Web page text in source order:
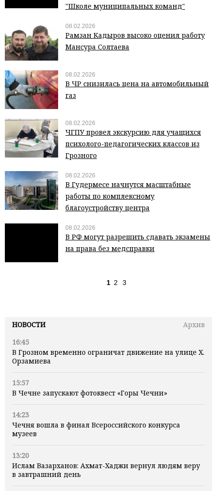
НОВОСТИ
Архив
16:45
В Грозном временно ограничат движение на улице Х.
Орзамиева
15:57
В Чечне запускают фотоквест «Горы Чечни»
14:23
Чечня вошла в финал Всероссийского конкурса
музеев
13:20
Ислам Вазарханов: Ахмат-Хаджи вернул людям веру
в завтрашний день
"Школе муниципальных команд"
08.02.2026
Рамзан Кадыров высоко оценил работу
Мансура Солтаева
08.02.2026
В ЧР снизилась цена на автомобильный
газ
08.02.2026
ЧГПУ провел экскурсию для учащихся
психолого-педагогических классов из
Грозного
08.02.2026
В Гудермесе начнутся масштабные
работы по комплексному
благоустройству центра
08.02.2026
В РФ могут разрешить сдавать экзамены
на права без медсправки
1 2 3